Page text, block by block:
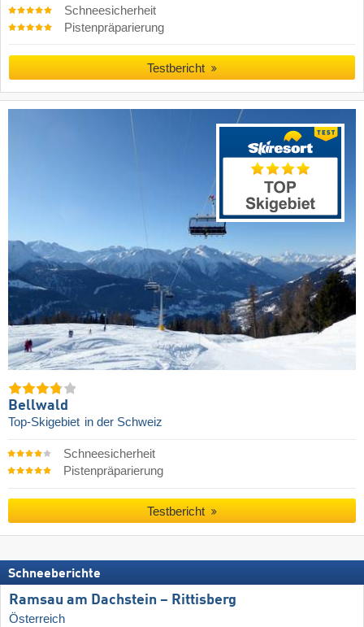
Schneesicherheit
Pistenpräparierung
Testbericht
Bellwald
Top-Skigebiet in der Schweiz
Schneesicherheit
Pistenpräparierung
Testbericht
Schneeberichte
Ramsau am Dachstein – Rittisberg
Österreich